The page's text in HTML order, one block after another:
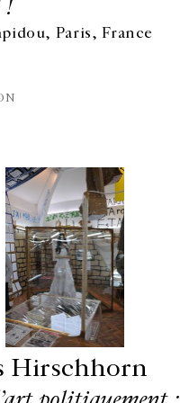
!
Paris, France
Hirschhorn
VENDREDI